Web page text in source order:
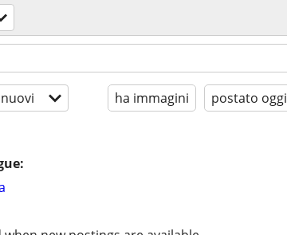
ha immagini postato oggi